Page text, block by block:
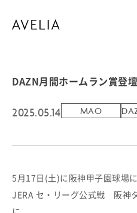
DAZN月間ホームラン賞登壇
2025.05.14 MAO
5月17日(土)に阪神甲子園球場
JERA セ・リーグ公式戦 阪神